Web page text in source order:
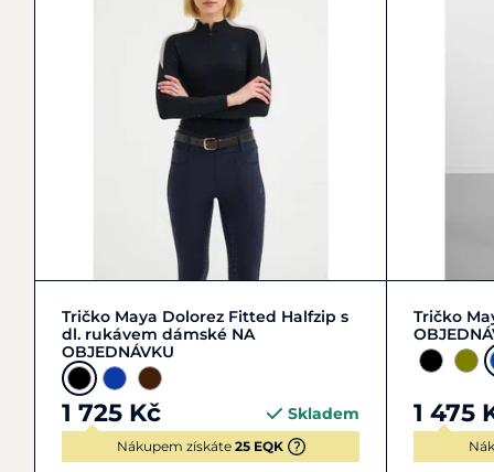
L/40 M/38 S/36 XL/42 + 3
Tričko Maya Dolorez Fitted Halfzip s
dl. rukávem dámské NA
OBJEDNÁVKU
1 725 Kč Skladem
Nákupem získáte 25 EQK
L/40
Tričko
1 475